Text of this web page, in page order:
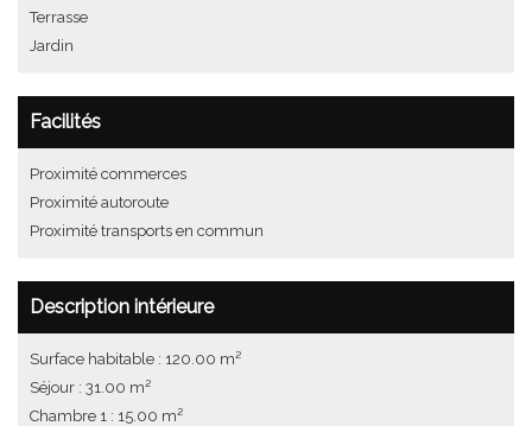
Terrasse
Jardin
Facilités
Proximité commerces
Proximité autoroute
Proximité transports en commun
Description intérieure
Surface habitable : 120.00 m²
Séjour : 31.00 m²
Chambre 1 : 15.00 m²